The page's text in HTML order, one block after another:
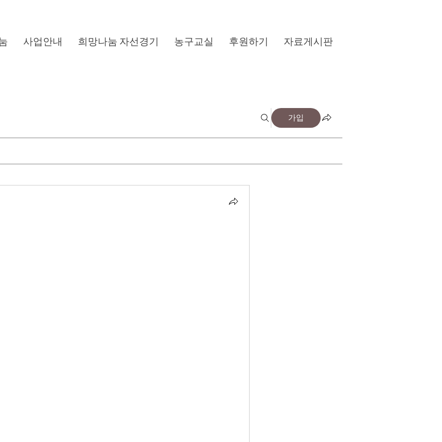
사업안내 희망나눔 자선경기 농구교실 후원하기 자료게시판
가입